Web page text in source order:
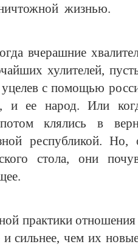
жизнью.
вчерашние
хулителей,
уцелев с помощью
и ее народ. Или
клялись в
республикой. Но,
стола, они
практики
сильнее, чем их